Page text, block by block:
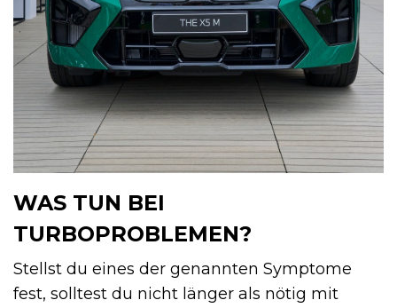
WAS TUN BEI
TURBOPROBLEMEN?
Stellst du eines der genannten Symptome
fest, solltest du nicht länger als nötig mit